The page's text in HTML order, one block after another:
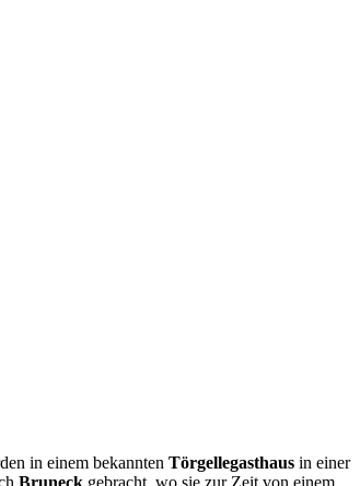
in einem bekannten Törgellegasthaus in einer
Bruneck gebracht, wo sie zur Zeit von einem